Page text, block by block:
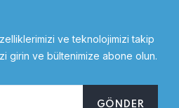
ve teknolojimizi takip
girin ve bültenimize abone olun.